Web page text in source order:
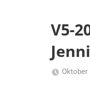
V5-
Oktober